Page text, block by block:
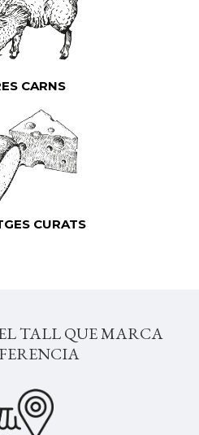
CARNS
CURATS
TALL QUE MARCA